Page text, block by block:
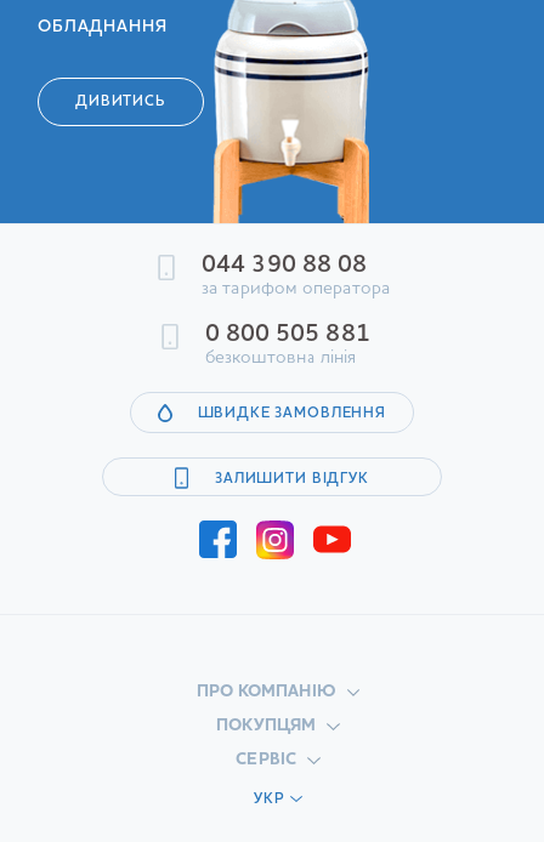
ОБЛАДНАННЯ
ДИВИТИСЬ
044 390 88 08
за тарифом оператора
0 800 505 881
безкоштовна лінія
ШВИДКЕ ЗАМОВЛЕННЯ
ЗАЛИШИТИ ВІДГУК
ПРО КОМПАНІЮ
ПОКУПЦЯМ
СЕРВІС
УКР